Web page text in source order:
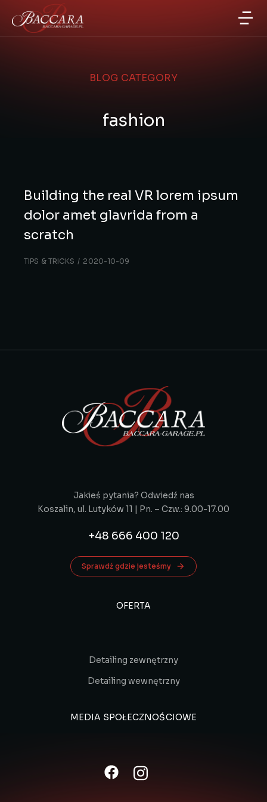
BLOG CATEGORY
fashion
Building the real VR lorem ipsum
dolor amet glavrida from a
scratch
TIPS & TRICKS 2020-10-09
Jakieś pytania? Odwiedź nas
Koszalin, ul. Lutyków 11 | Pn. – Czw.: 9.00-17.00
+48 666 400 120
Sprawdź gdzie jesteśmy
OFERTA
Detailing zewnętrzny
Detailing wewnętrzny
MEDIA SPOŁECZNOŚCIOWE